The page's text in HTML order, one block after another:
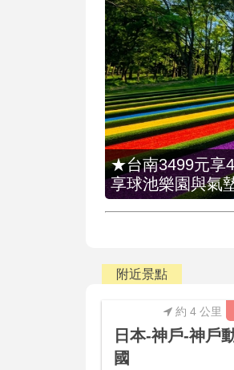
★台南3499元享
享球池樂園與氣
附近景點
約 4 公里
日本-神戶-神戶
國